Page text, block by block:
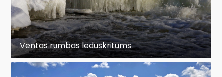
Ventas rumbas leduskritums